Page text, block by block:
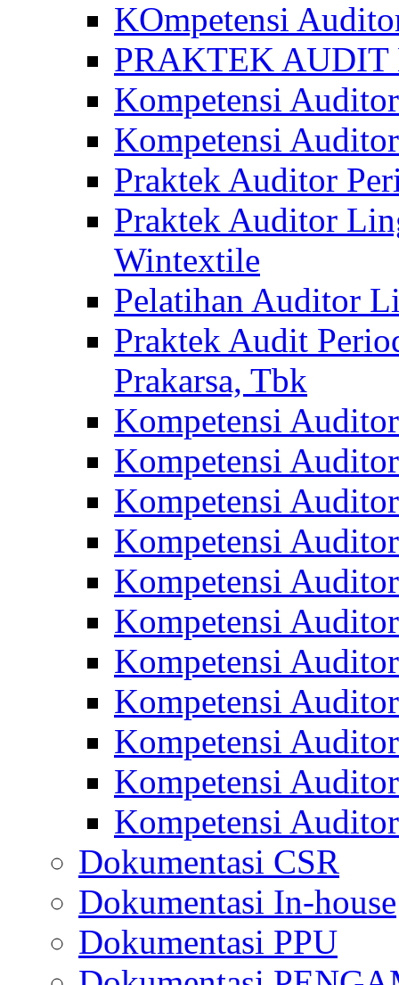
KOmpetensi
PRAKTEK
Kompetensi
Kompetensi
Praktek Auditor
Praktek Auditor
Wintextile
Pelatihan Auditor
Praktek Audit
Prakarsa, Tbk
Kompetensi
Kompetensi
Kompetensi
Kompetensi
Kompetensi
Kompetensi
Kompetensi
Kompetensi
Kompetensi
Kompetensi
Kompetensi
Dokumentasi CSR
Dokumentasi In-house
Dokumentasi PPU